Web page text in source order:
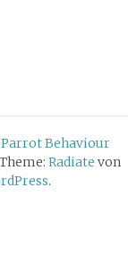
Behaviour
Radiate von
.